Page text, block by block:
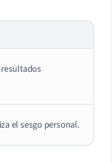
el sesgo personal.